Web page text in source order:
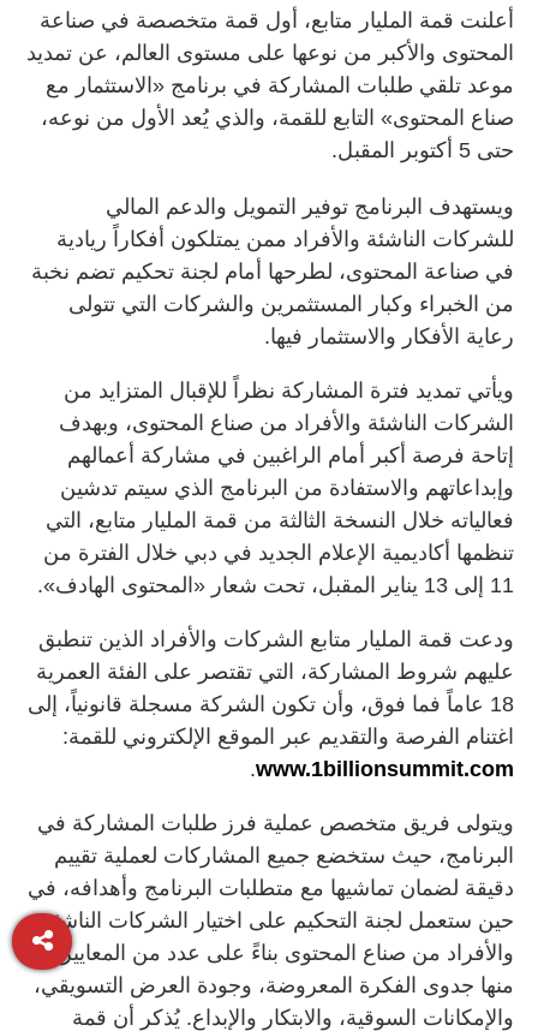
أعلنت قمة المليار متابع، أول قمة متخصصة في صناعة
المحتوى والأكبر من نوعها على مستوى العالم، عن تمديد
موعد تلقي طلبات المشاركة في برنامج «الاستثمار مع
صناع المحتوى» التابع للقمة، والذي يُعد الأول من نوعه،
حتى 5 أكتوبر المقبل.
ويستهدف البرنامج توفير التمويل والدعم المالي
للشركات الناشئة والأفراد ممن يمتلكون أفكاراً ريادية
في صناعة المحتوى، لطرحها أمام لجنة تحكيم تضم نخبة
من الخبراء وكبار المستثمرين والشركات التي تتولى
رعاية الأفكار والاستثمار فيها.
ويأتي تمديد فترة المشاركة نظراً للإقبال المتزايد من
الشركات الناشئة والأفراد من صناع المحتوى، وبهدف
إتاحة فرصة أكبر أمام الراغبين في مشاركة أعمالهم
وإبداعاتهم والاستفادة من البرنامج الذي سيتم تدشين
فعالياته خلال النسخة الثالثة من قمة المليار متابع، التي
تنظمها أكاديمية الإعلام الجديد في دبي خلال الفترة من
11 إلى 13 يناير المقبل، تحت شعار «المحتوى الهادف».
ودعت قمة المليار متابع الشركات والأفراد الذين تنطبق
عليهم شروط المشاركة، التي تقتصر على الفئة العمرية
18 عاماً فما فوق، وأن تكون الشركة مسجلة قانونياً، إلى
اغتنام الفرصة والتقديم عبر الموقع الإلكتروني للقمة:
www.1billionsummit.com
.
ويتولى فريق متخصص عملية فرز طلبات المشاركة في
البرنامج، حيث ستخضع جميع المشاركات لعملية تقييم
دقيقة لضمان تماشيها مع متطلبات البرنامج وأهدافه، في
حين ستعمل لجنة التحكيم على اختيار الشركات الناشئة
والأفراد من صناع المحتوى بناءً على عدد من المعايير،
منها جدوى الفكرة المعروضة، وجودة العرض التسويقي،
والإمكانات السوقية، والابتكار والإبداع. يُذكر أن قمة